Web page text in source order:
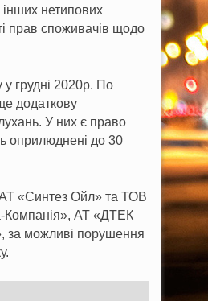
інших нетипових
прав споживачів щодо
у грудні 2020р. По
додаткову
У них є право
оприлюднені до 30
«Синтез Ойл» та ТОВ
Компанія», АТ «ДТЕК
за можливі порушення